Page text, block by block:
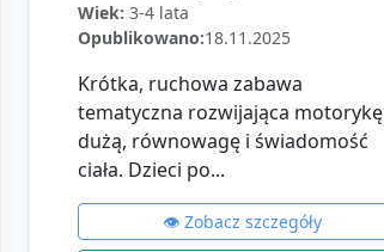
Wiek: 3-4 lata
Opublikowano:18.11.2025
Krótka, ruchowa zabawa
tematyczna rozwijająca motorykę
dużą, równowagę i świadomość
ciała. Dzieci po...
👁️ Zobacz szczegóły